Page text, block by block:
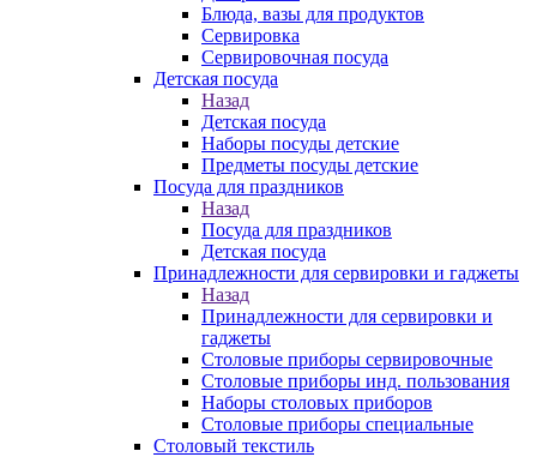
Блюда, вазы для продуктов
Сервировка
Сервировочная посуда
Детская посуда
Назад
Детская посуда
Наборы посуды детские
Предметы посуды детские
Посуда для праздников
Назад
Посуда для праздников
Детская посуда
Принадлежности для сервировки и гаджеты
Назад
Принадлежности для сервировки и
гаджеты
Столовые приборы сервировочные
Столовые приборы инд. пользования
Наборы столовых приборов
Столовые приборы специальные
Столовый текстиль